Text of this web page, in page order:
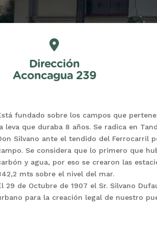
Dirección
Aconcagua 239
fundado sobre los campos que
leva que duraba 8 años. Se radica en
Silvano ante el tendido del Ferrocarril
Se considera que lo primero que
y agua, por eso se crearon las
mts sobre el nivel del mar.
29 de Octubre de 1907 el Sr. Silvano
para la creación legal de nuestro